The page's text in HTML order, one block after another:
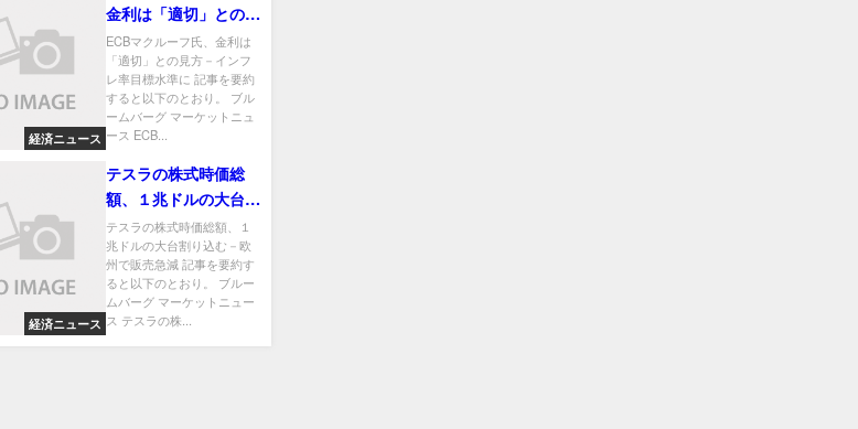
経済ニュース
金利は「適切」との見
方－インフレ率目標水
準に
ECBマクルーフ氏、金利は
「適切」との見方－インフ
レ率目標水準に 記事を要約
すると以下のとおり。 ブル
ームバーグ マーケットニュ
ース ECB...
経済ニュース
テスラの株式時価総
額、１兆ドルの大台割
り込む－欧州で販売急
減
テスラの株式時価総額、１
兆ドルの大台割り込む－欧
州で販売急減 記事を要約す
ると以下のとおり。 ブルー
ムバーグ マーケットニュー
ス テスラの株...